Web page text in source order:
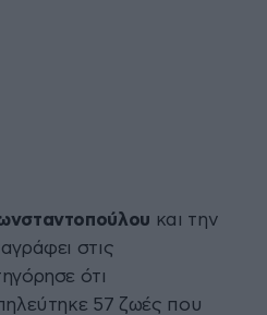
και την
στις
ότι
57 ζωές που